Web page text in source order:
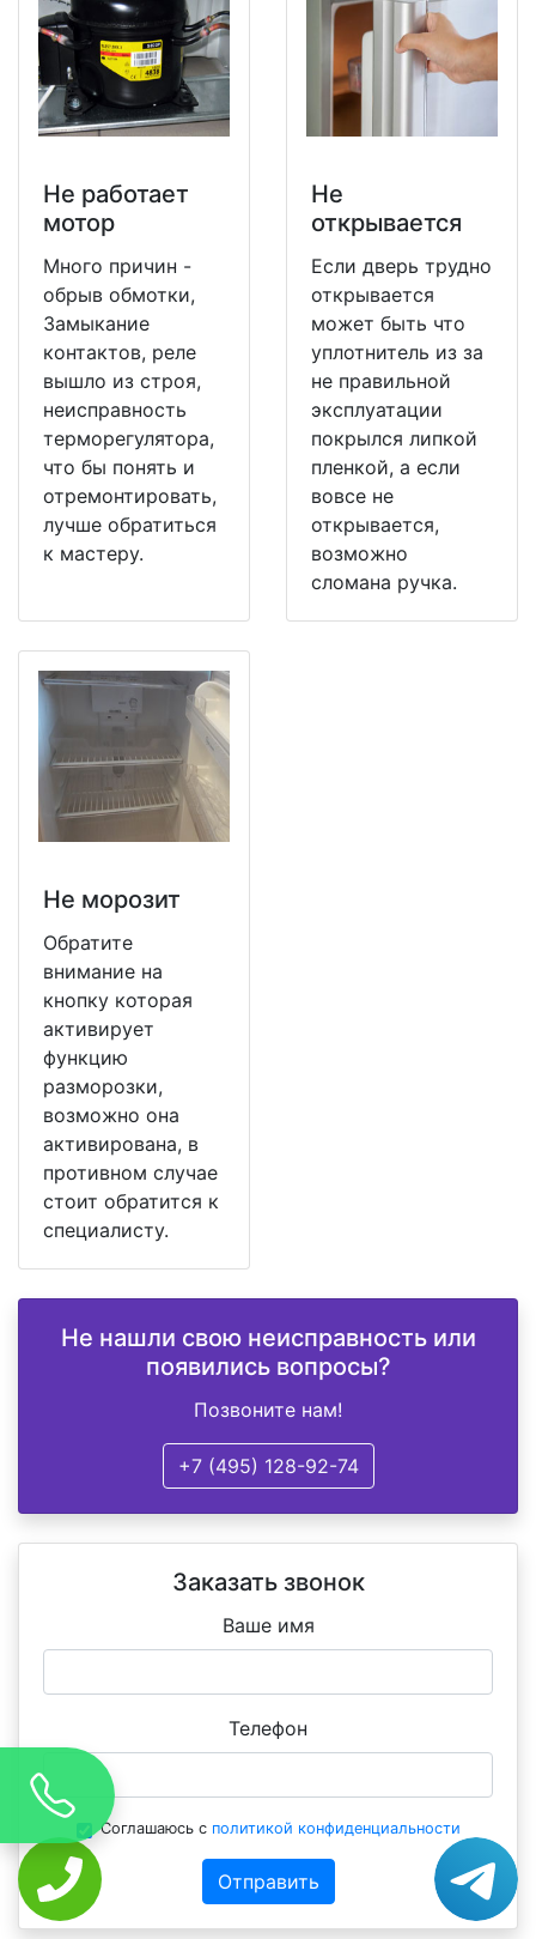
Не работает
мотор
Много причин -
обрыв обмотки,
Замыкание
контактов, реле
вышло из строя,
неисправность
терморегулятора,
что бы понять и
отремонтировать,
лучше обратиться
к мастеру.
Не
открывается
Если дверь трудно
открывается
может быть что
уплотнитель из за
не правильной
эксплуатации
покрылся липкой
пленкой, а если
вовсе не
открывается,
возможно
сломана ручка.
Не морозит
Обратите
внимание на
кнопку которая
активирует
функцию
разморозки,
возможно она
активирована, в
противном случае
стоит обратится к
специалисту.
Не нашли свою неисправность или
появились вопросы?
Позвоните нам!
+7 (495) 128-92-74
Заказать звонок
Ваше имя
Телефон
Соглашаюсь с политикой конфиденциальности
Отправить